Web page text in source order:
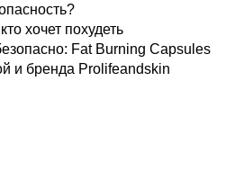
хочет похудеть
Fat Burning Capsules
и бренда Prolifeandskin